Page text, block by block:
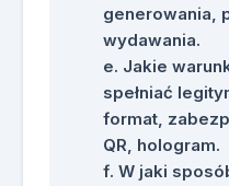
generowania,
wydawania.
Jakie
spełniać
format,
QR, hologram.
W jaki